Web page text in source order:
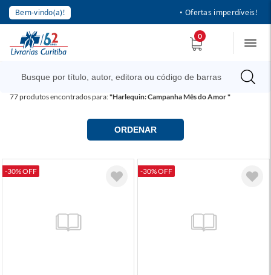
Bem-vindo(a)! • Ofertas imperdíveis!
0
77produtos encontrados para:"Harlequin: Campanha Mês do Amor "
ORDENAR
-30% OFF -30% OFF